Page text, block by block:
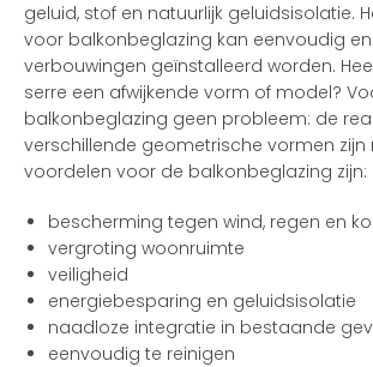
geluid, stof en natuurlijk geluidsisolatie.
voor balkonbeglazing kan eenvoudig
verbouwingen geïnstalleerd worden.
serre een afwijkende vorm of model?
balkonbeglazing geen probleem: de
verschillende geometrische vormen zijn
voordelen voor de balkonbeglazing zijn:
bescherming tegen wind, regen en
vergroting woonruimte
veiligheid
energiebesparing en geluidsisolatie
naadloze integratie in bestaande
eenvoudig te reinigen